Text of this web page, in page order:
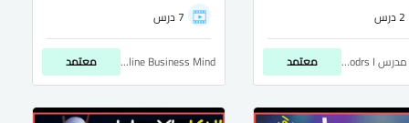
2 درس
الباش مدرس Bash Modrs I معتمد
7 درس
Online Business Mind معتمد